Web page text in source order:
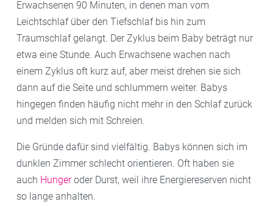
Erwachsenen 90 Minuten, in denen man vom
Leichtschlaf über den Tiefschlaf bis hin zum
Traumschlaf gelangt. Der Zyklus beim Baby beträgt nur
etwa eine Stunde. Auch Erwachsene wachen nach
einem Zyklus oft kurz auf, aber meist drehen sie sich
dann auf die Seite und schlummern weiter. Babys
hingegen finden häufig nicht mehr in den Schlaf zurück
und melden sich mit Schreien.
Die Gründe dafür sind vielfältig. Babys können sich im
dunklen Zimmer schlecht orientieren. Oft haben sie
auch Hungeroder Durst, weil ihre Energiereserven nicht
so lange anhalten.